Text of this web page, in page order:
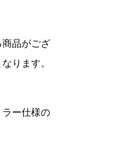
品がござ
ります。
ー仕様の